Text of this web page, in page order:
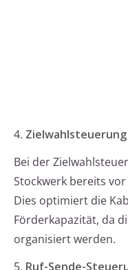
4. Zielwahlsteuerung
Bei der
Stockwerk bereits
Dies optimiert die
Förderkapazität, da
organisiert werden.
5. Ruf-Sende-